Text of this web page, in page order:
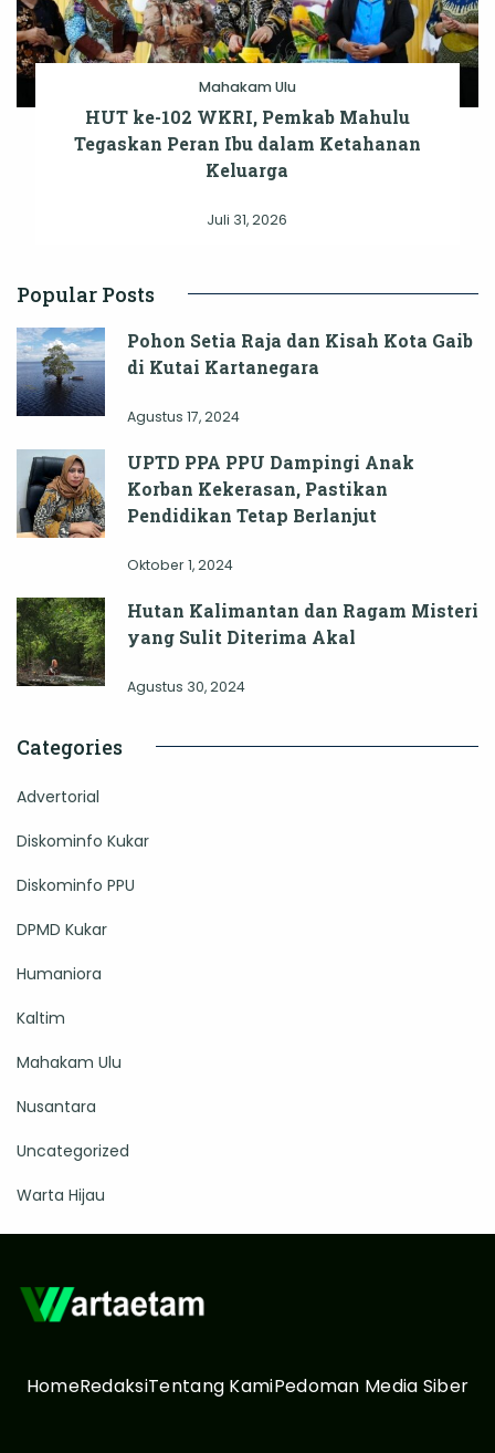
Mahakam Ulu
HUT ke-102 WKRI, Pemkab Mahulu
Tegaskan Peran Ibu dalam Ketahanan
Keluarga
Juli 31, 2026
Popular Posts
Pohon Setia Raja dan Kisah Kota Gaib
di Kutai Kartanegara
Agustus 17, 2024
UPTD PPA PPU Dampingi Anak
Korban Kekerasan, Pastikan
Pendidikan Tetap Berlanjut
Oktober 1, 2024
Hutan Kalimantan dan Ragam Misteri
yang Sulit Diterima Akal
Agustus 30, 2024
Categories
Advertorial
Diskominfo Kukar
Diskominfo PPU
DPMD Kukar
Humaniora
Kaltim
Mahakam Ulu
Nusantara
Uncategorized
Warta Hijau
HomeRedaksiTentang KamiPedoman Media Siber